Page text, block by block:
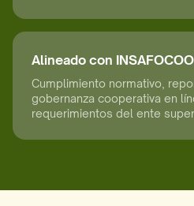
Alineado con
Cumplimiento normativo,
gobernanza cooperativa en
requerimientos del ente